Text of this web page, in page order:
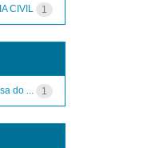
1
CIVIL
1
do ...